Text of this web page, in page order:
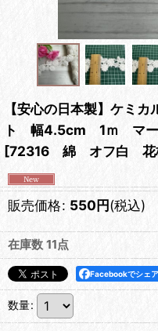
【安心の日本製】ケミ
ト 幅4.5cm 1ｍ マー
[72316 綿 オフ白 花
販売価格: 550円(税込)
在庫数 11点
Facebookでシェア
数量: